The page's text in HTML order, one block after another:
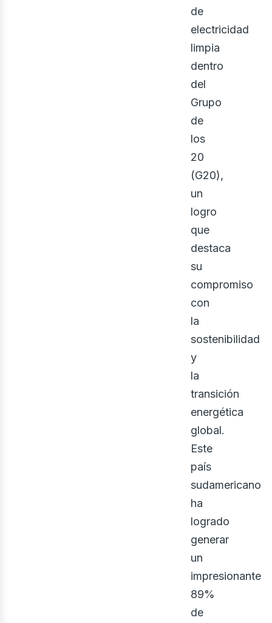
de
electricidad
limpia
dentro
del
Grupo
de
los
20
(G20),
un
logro
que
destaca
su
compromiso
con
la
sostenibilidad
y
la
transición
energética
global.
Este
país
sudamericano
ha
logrado
generar
un
impresionante
89%
de